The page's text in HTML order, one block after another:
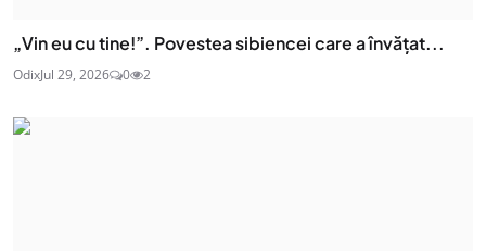
„Vin eu cu tine!”. Povestea sibiencei care a învățat...
OdixJul 29, 2026 0 2